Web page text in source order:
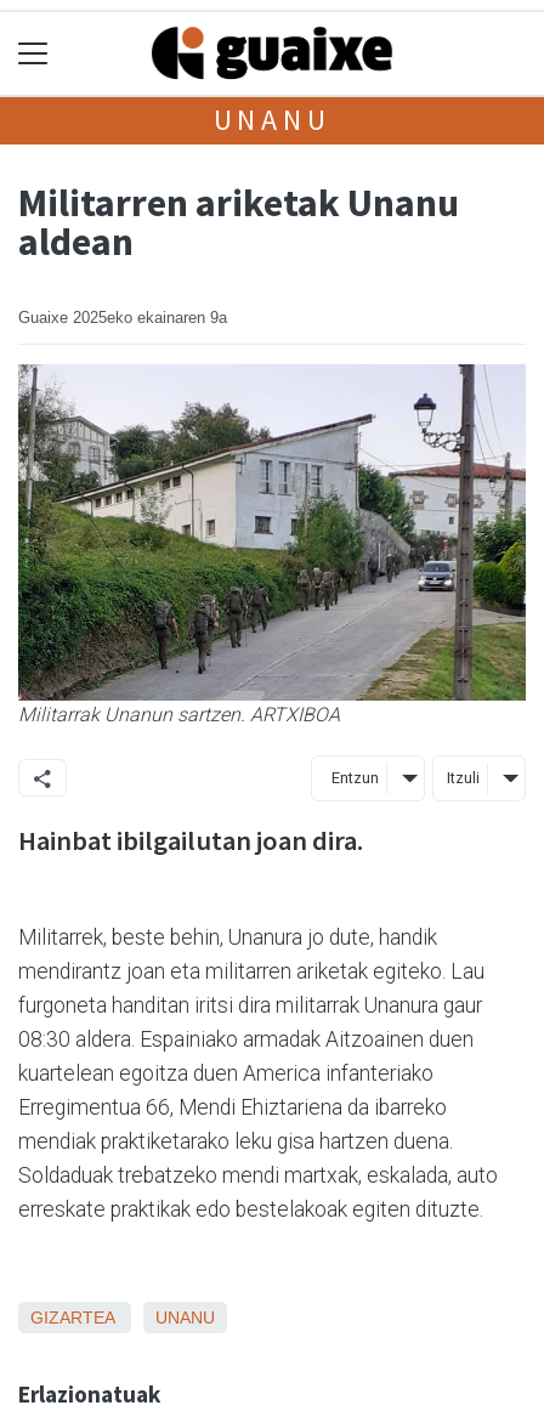
UNANU
Militarren ariketak Unanu
aldean
Guaixe 2025eko ekainaren 9a
Militarrak Unanun sartzen. ARTXIBOA
Entzun Itzuli
Hainbat ibilgailutan joan dira.
Militarrek, beste behin, Unanura jo dute, handik
mendirantz joan eta militarren ariketak egiteko. Lau
furgoneta handitan iritsi dira militarrak Unanura gaur
08:30 aldera. Espainiako armadak Aitzoainen duen
kuartelean egoitza duen America infanteriako
Erregimentua 66, Mendi Ehiztariena da ibarreko
mendiak praktiketarako leku gisa hartzen duena.
Soldaduak trebatzeko mendi martxak, eskalada, auto
erreskate praktikak edo bestelakoak egiten dituzte.
GIZARTEA UNANU
Erlazionatuak